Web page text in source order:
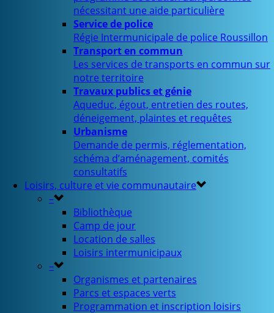
nécessitant une aide particulière
Service de police
Régie Intermunicipale de police Roussillon
Transport en commun
Les services de transports en commun sur
notre territoire
Travaux publics et génie
Aqueduc, égout, entretien des routes,
déneigement, plaintes et requêtes
Urbanisme
Demande de permis, réglementation,
schéma d’aménagement, comités
consultatifs
Loisirs, culture et vie communautaire
–
Bibliothèque
Camp de jour
Location de salles
Loisirs intermunicipaux
–
Organismes et partenaires
Parcs et espaces verts
Programmation et inscription loisirs